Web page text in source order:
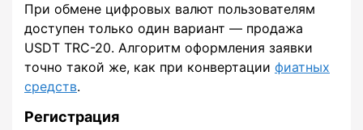
При обмене цифровых валют пользователям
доступен только один вариант — продажа
USDT TRC-20. Алгоритм оформления заявки
точно такой же, как при конвертации фиатных
средств.
Регистрация